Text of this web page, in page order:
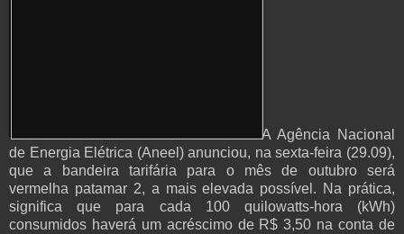
A Agência Nacional
de Energia Elétrica (Aneel) anunciou, na sexta-feira (29.09),
que a bandeira tarifária para o mês de outubro será
vermelha patamar 2, a mais elevada possível. Na prática,
significa que para cada 100 quilowatts-hora (kWh)
consumidos haverá um acréscimo de R$ 3,50 na conta de